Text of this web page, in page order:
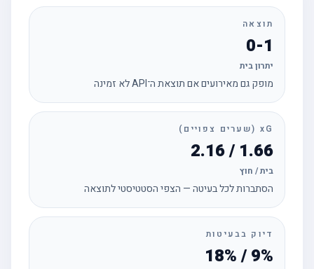
תוצאה
0-1
יתרון בית
מופק גם מאירועים אם תוצאת ה־API לא זמינה
xG (שערים צפויים)
1.66 / 2.16
בית / חוץ
הסתברות לכל בעיטה — הצפי הסטטיסטי לתוצאה
דיוק בבעיטות
9% / 18%